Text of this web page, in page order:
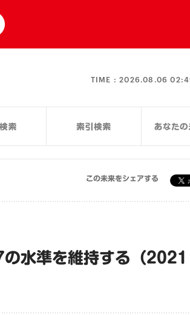
TIME :2026.08.06
この未来をシェアする
水準を維持する（2021